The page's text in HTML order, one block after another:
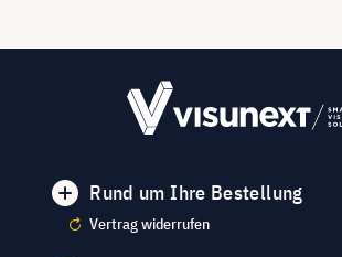
Rund um Ihre Bestellung
Vertrag widerrufen